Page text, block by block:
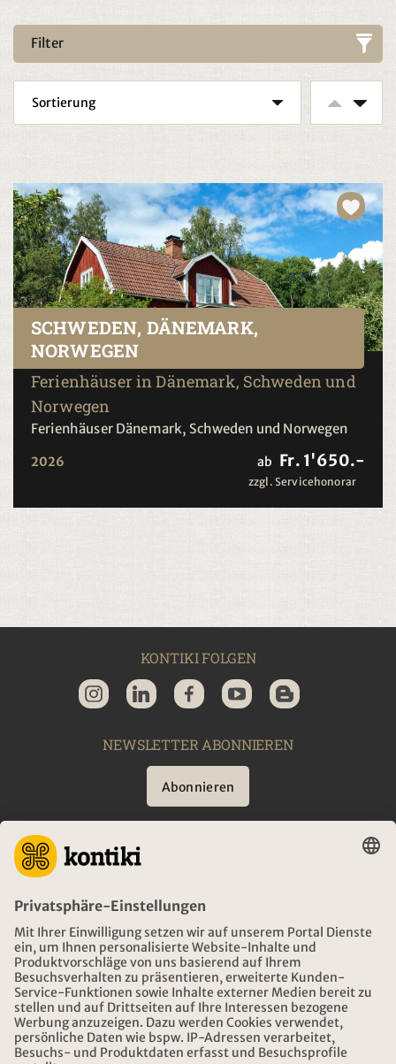
Filter
SCHWEDEN, DÄNEMARK,
NORWEGEN
Ferienhäuser in Dänemark, Schweden und
Norwegen
Ferienhäuser Dänemark, Schweden und Norwegen
2026 ab Fr. 1'650.-
zzgl. Servicehonorar
KONTIKI FOLGEN
NEWSLETTER ABONNIEREN
Abonnieren
BERATUNG
NOTFALL AUF REISEN
ÖFFNUNGSZEITEN KONTIKI REISEN
DOWNLOAD UND LINKS
ADRESSE